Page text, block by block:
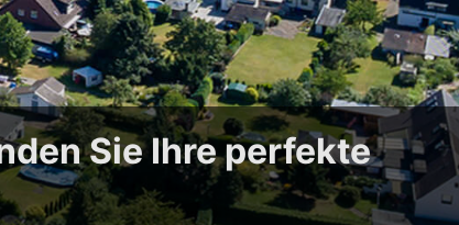
Sie Ihre perfekte